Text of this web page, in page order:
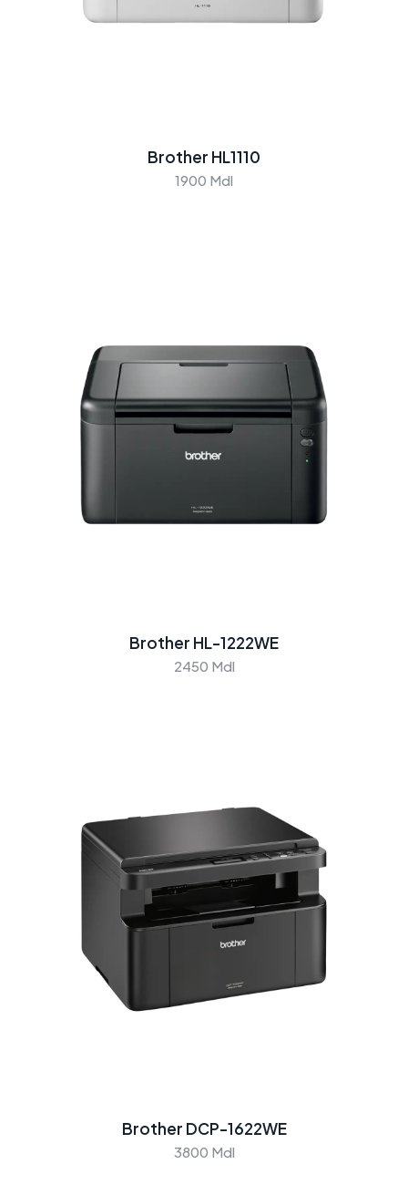
Brother HL1110
1900 Mdl
Brother HL-1222WE
2450 Mdl
Brother DCP-1622WE
3800 Mdl